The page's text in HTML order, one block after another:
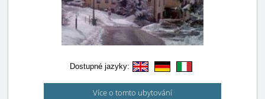
Dostupné jazyky:
Více o tomto ubytování